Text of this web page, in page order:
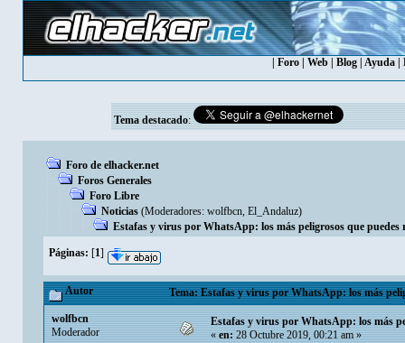
Foro Web Blog Ayuda
Tema destacado:
Foro de elhacker.net
Foros Generales
Foro Libre
Noticias (Moderadores: wolfbcn, El_Andaluz)
Estafas y virus por WhatsApp: los más peligrosos que puedes
Páginas: [1]
Autor Tema: Estafas y virus por WhatsApp: los más
wolfbcn
Moderador
Estafas y virus por WhatsApp: los más
«en:28 Octubre 2019, 00:21 am »